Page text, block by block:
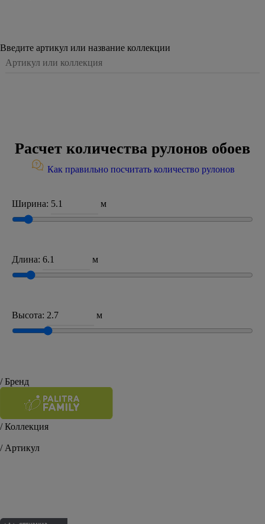
Введите артикул или название коллекции
Расчет количества рулонов обоев
Как правильно посчитать количество рулонов
Ширина: м
Длина: м
Высота: м
/ Бренд
/ Коллекция
/ Артикул